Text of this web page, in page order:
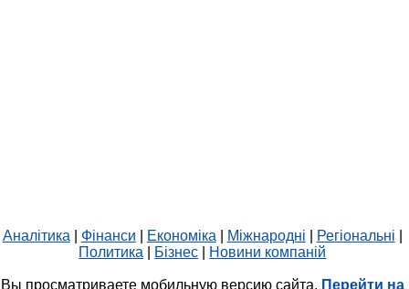
Аналітика Фінанси Економіка Міжнародні Регіональні
Политика
Бізнес Новини компаній
Вы просматриваете мобильную версию сайта. Перейти на